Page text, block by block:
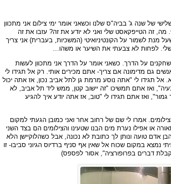
של שנה ג' בביה"ס שלנו וכשאני אומר ימי צילום אני מתכוון
זה הטייפקאסט שלי ואני לא יודע את זה? עזבו את זה
מנת לשמור על הקונטיניואיטי (המשכיות, בעברית) אני צריך
שלי. לפחות לא צבעתי את השיער או משהו…
על הדרך. כשאני אומר על הדרך אני מתכוון לעשות
גם מדימונה אם צריך- אתם מכירים אותי. רק אל תגידו לי
תגידו לי "אתה נוסע מרמת גן לתל אביב נכון, אז אתה יכול
ואז אתם תמשיכו "זה יישוב קטן, ממש ליד תל אביב, לא
ואז אתם תגידו לי "טוב, אז אתה יודע איך להגיע
אמרו לי שם של רחוב אחר ואני כמובן הגעתי למקום
או אפילו נערת מים הבנו שטעינו והצילומים הם בצד השני
אדם טועה ונותן לך כתובת לא נכונה, אבל כשהלוקיישן הלא
נמצא במקום שכוח אל שאין אף סניף ברדיוס הגיוני סביבו- זו